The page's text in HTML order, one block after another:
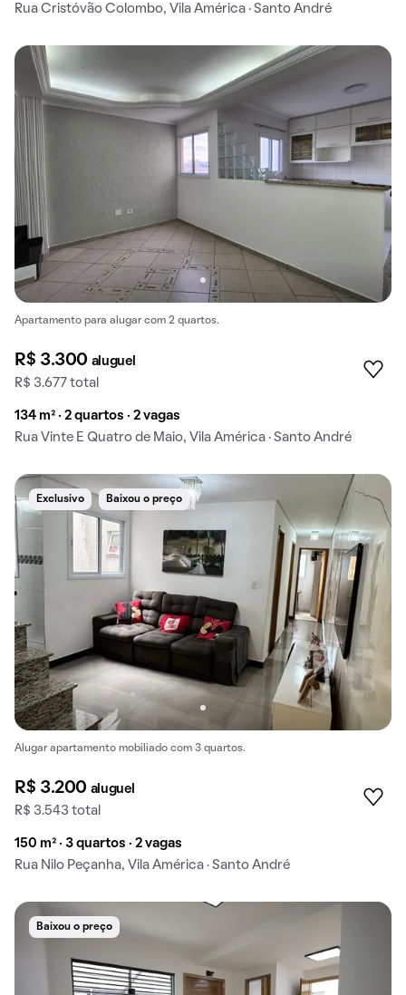
Rua Cristóvão Colombo, Vila América · Santo André
Apartamento para alugar com 2 quartos.
R$ 3.300 aluguel
R$ 3.677 total
134 m² · 2 quartos · 2 vagas
Rua Vinte E Quatro de Maio, Vila América · Santo André
Exclusivo Baixou o preço
Alugar apartamento mobiliado com 3 quartos.
R$ 3.200 aluguel
R$ 3.543 total
150 m² · 3 quartos · 2 vagas
Rua Nilo Peçanha, Vila América · Santo André
Baixou o preço